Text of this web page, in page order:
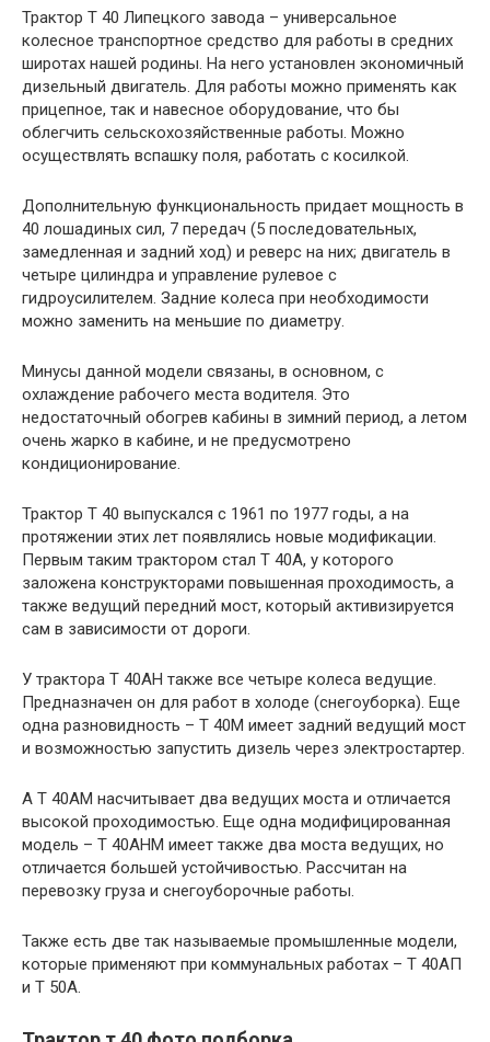
Трактор Т 40 Липецкого завода – универсальное
колесное транспортное средство для работы в средних
широтах нашей родины. На него установлен экономичный
дизельный двигатель. Для работы можно применять как
прицепное, так и навесное оборудование, что бы
облегчить сельскохозяйственные работы. Можно
осуществлять вспашку поля, работать с косилкой.
Дополнительную функциональность придает мощность в
40 лошадиных сил, 7 передач (5 последовательных,
замедленная и задний ход) и реверс на них; двигатель в
четыре цилиндра и управление рулевое с
гидроусилителем. Задние колеса при необходимости
можно заменить на меньшие по диаметру.
Минусы данной модели связаны, в основном, с
охлаждение рабочего места водителя. Это
недостаточный обогрев кабины в зимний период, а летом
очень жарко в кабине, и не предусмотрено
кондиционирование.
Трактор Т 40 выпускался с 1961 по 1977 годы, а на
протяжении этих лет появлялись новые модификации.
Первым таким трактором стал Т 40А, у которого
заложена конструкторами повышенная проходимость, а
также ведущий передний мост, который активизируется
сам в зависимости от дороги.
У трактора Т 40АН также все четыре колеса ведущие.
Предназначен он для работ в холоде (снегоуборка). Еще
одна разновидность – Т 40М имеет задний ведущий мост
и возможностью запустить дизель через электростартер.
А Т 40АМ насчитывает два ведущих моста и отличается
высокой проходимостью. Еще одна модифицированная
модель – Т 40АНМ имеет также два моста ведущих, но
отличается большей устойчивостью. Рассчитан на
перевозку груза и снегоуборочные работы.
Также есть две так называемые промышленные модели,
которые применяют при коммунальных работах – Т 40АП
и Т 50А.